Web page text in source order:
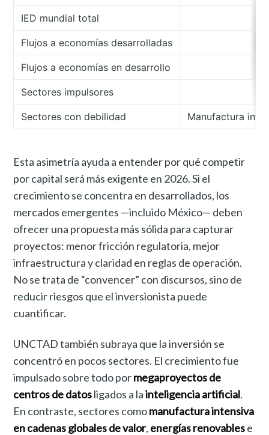
IED mundial total
Flujos a economías desarrolladas
Flujos a economías en desarrollo
Sectores impulsores
Sectores con debilidad Manufactura
Esta asimetría ayuda a entender por qué competir
por capital será más exigente en 2026. Si el
crecimiento se concentra en desarrollados, los
mercados emergentes —incluido México— deben
ofrecer una propuesta más sólida para capturar
proyectos: menor fricción regulatoria, mejor
infraestructura y claridad en reglas de operación.
No se trata de “convencer” con discursos, sino de
reducir riesgos que el inversionista puede
cuantificar.
UNCTAD también subraya que la inversión se
concentró en pocos sectores. El crecimiento fue
impulsado sobre todo pormegaproyectos de
centros de datosligados a lainteligencia artificial.
En contraste, sectores comomanufactura intensiva
en cadenas globales de valor, energías renovablese